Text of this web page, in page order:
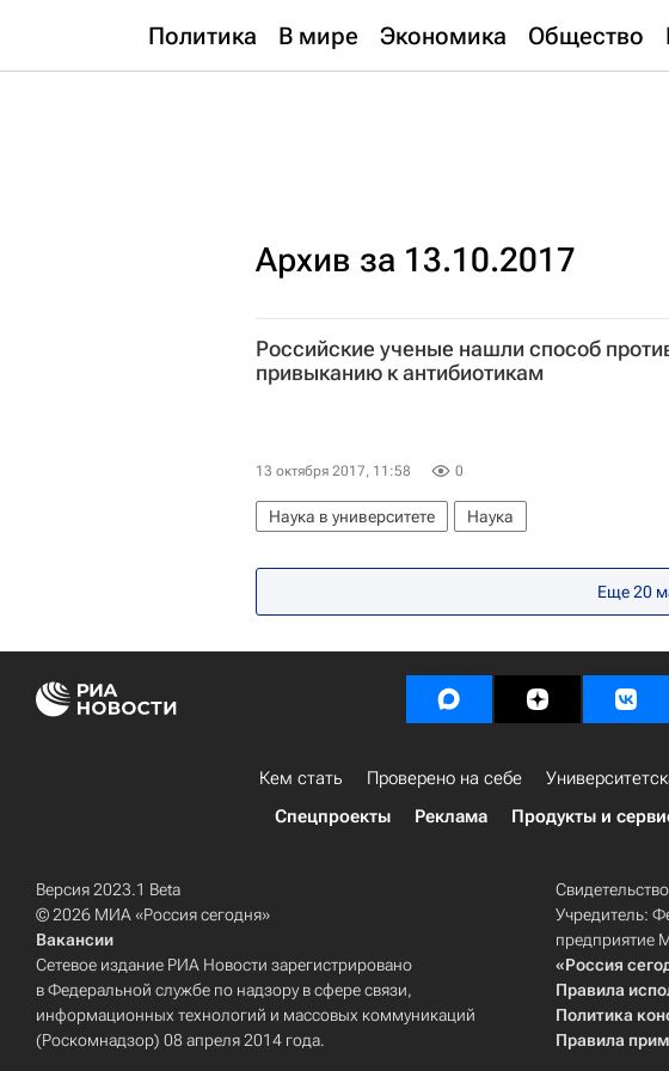
Политика В мире Экономика Общество
Архив за 13.10.2017
Российские ученые нашли способ
привыканию к антибиотикам
13 октября 2017, 11:58 0
Наука в университете
Наука
Еще 20
Кем стать Проверено на себе
Спецпроекты
Реклама Продукты и
Версия 2023.1 Beta
© 2026 МИА «Россия сегодня»
Вакансии
Сетевое издание РИА Новости зарегистрировано
в Федеральной службе по надзору в сфере связи,
информационных технологий и массовых коммуникаций
(Роскомнадзор) 08 апреля 2014 года.
Учредитель:
предприятие
«Россия
Правила
Политика
Правила